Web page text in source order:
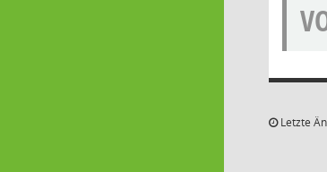
Letzte